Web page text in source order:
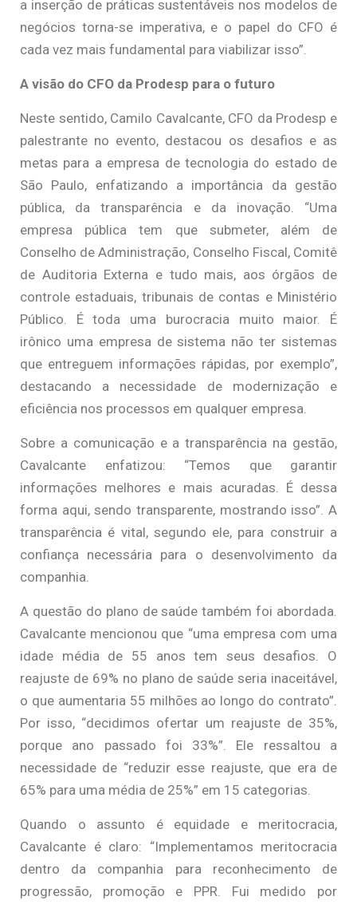
a inserção de práticas sustentáveis nos modelos de
negócios torna-se imperativa, e o papel do CFO é
cada vez mais fundamental para viabilizar isso”.
A visão do CFO da Prodesp para o futuro
Neste sentido, Camilo Cavalcante, CFO da Prodesp e
palestrante no evento, destacou os desafios e as
metas para a empresa de tecnologia do estado de
São Paulo, enfatizando a importância da gestão
pública, da transparência e da inovação. “Uma
empresa pública tem que submeter, além de
Conselho de Administração, Conselho Fiscal, Comitê
de Auditoria Externa e tudo mais, aos órgãos de
controle estaduais, tribunais de contas e Ministério
Público. É toda uma burocracia muito maior. É
irônico uma empresa de sistema não ter sistemas
que entreguem informações rápidas, por exemplo”,
destacando a necessidade de modernização e
eficiência nos processos em qualquer empresa.
Sobre a comunicação e a transparência na gestão,
Cavalcante enfatizou: “Temos que garantir
informações melhores e mais acuradas. É dessa
forma aqui, sendo transparente, mostrando isso”. A
transparência é vital, segundo ele, para construir a
confiança necessária para o desenvolvimento da
companhia.
A questão do plano de saúde também foi abordada.
Cavalcante mencionou que “uma empresa com uma
idade média de 55 anos tem seus desafios. O
reajuste de 69% no plano de saúde seria inaceitável,
o que aumentaria 55 milhões ao longo do contrato”.
Por isso, “decidimos ofertar um reajuste de 35%,
porque ano passado foi 33%”. Ele ressaltou a
necessidade de “reduzir esse reajuste, que era de
65% para uma média de 25%” em 15 categorias.
Quando o assunto é equidade e meritocracia,
Cavalcante é claro: “Implementamos meritocracia
dentro da companhia para reconhecimento de
progressão, promoção e PPR. Fui medido por